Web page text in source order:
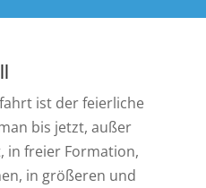
ist der feierliche
bis jetzt, außer
in freier Formation,
in größeren und